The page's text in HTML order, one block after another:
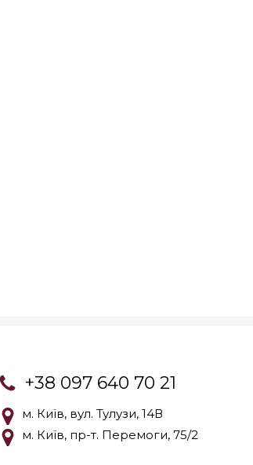
+38 097 640 70 21
м. Київ, вул. Тулузи, 14В
м. Київ, пр-т. Перемоги, 75/2